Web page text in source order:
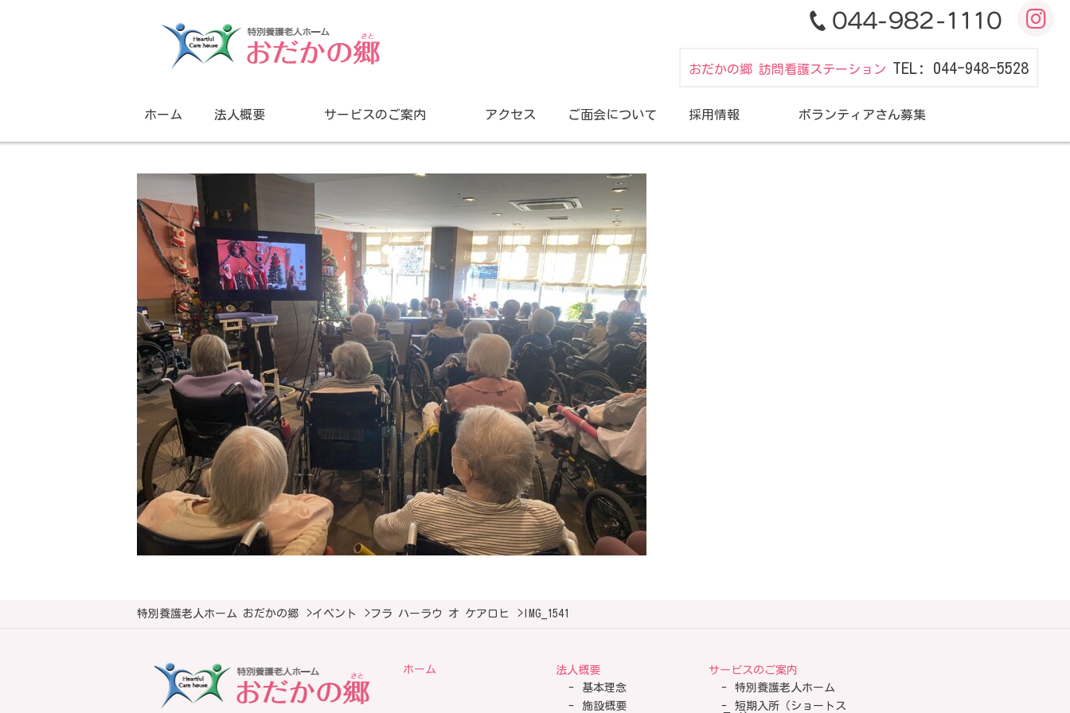
おだかの郷 訪問看護ステーション TEL: 044-948-5528
ホーム 法人概要 サービスのご案内 アクセス ご面会について 採用情報 ボランティアさん募集
特別養護老人ホーム おだかの郷 >イベント >フラ ハーラウ オ ケアロヒ > IMG_1541
ホーム
法人概要
基本理念
施設概要
サービスのご案内
特別養護老人ホーム
短期入所（ショートス